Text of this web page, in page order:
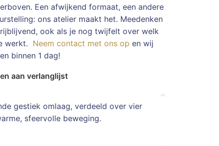
Een afwijkend formaat, een andere
ons atelier maakt het. Meedenken
ook als je nog twijfelt over welk
werkt. Neem contact met ons op en wij
binnen 1 dag!
aan verlanglijst
gestiek omlaag, verdeeld over vier
sfeervolle beweging.